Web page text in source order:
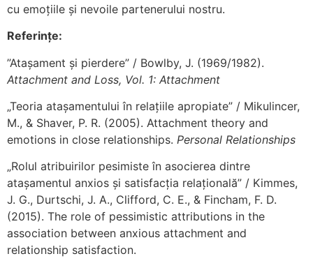
cu emoțiile și nevoile partenerului nostru.
Referințe:
”Atașament și pierdere” / Bowlby, J. (1969/1982).
Attachment and Loss, Vol. 1: Attachment
„Teoria atașamentului în relațiile apropiate” / Mikulincer,
M., & Shaver, P. R. (2005). Attachment theory and
emotions in close relationships. Personal Relationships
„Rolul atribuirilor pesimiste în asocierea dintre
atașamentul anxios și satisfacția relațională” / Kimmes,
J. G., Durtschi, J. A., Clifford, C. E., & Fincham, F. D.
(2015). The role of pessimistic attributions in the
association between anxious attachment and
relationship satisfaction.